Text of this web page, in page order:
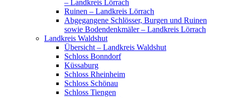
– Landkreis Lörrach
Ruinen – Landkreis Lörrach
Abgegangene Schlösser, Burgen und Ruinen
sowie Bodendenkmäler – Landkreis Lörrach
Landkreis Waldshut
Übersicht – Landkreis Waldshut
Schloss Bonndorf
Küssaburg
Schloss Rheinheim
Schloss Schönau
Schloss Tiengen